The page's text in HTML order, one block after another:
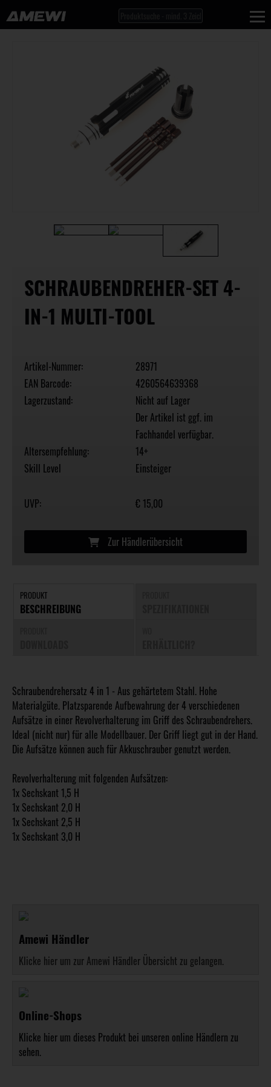
SCHRAUBENDREHER-SET 4-
IN-1 MULTI-TOOL
Artikel-Nummer:
28971
EAN Barcode:
4260564639368
Lagerzustand:
Nicht auf Lager
Der Artikel ist ggf. im
Fachhandel verfügbar.
Altersempfehlung:
14+
Skill Level
Einsteiger
UVP: € 15,00
Zur Händlerübersicht
PRODUKT
BESCHREIBUNG
Schraubendrehersatz 4 in 1 - Aus gehärtetem Stahl. Hohe
Materialgüte. Platzsparende Aufbewahrung der 4 verschiedenen
Aufsätze in einer Revolverhalterung im Griff des Schraubendrehers.
Ideal (nicht nur) für alle Modellbauer. Der Griff liegt gut in der Hand.
Die Aufsätze können auch für Akkuschrauber genutzt werden.
Revolverhalterung mit folgenden Aufsätzen:
1x Sechskant 1,5 H
1x Sechskant 2,0 H
1x Sechskant 2,5 H
1x Sechskant 3,0 H
Amewi Händler
Klicke hier um zur Amewi Händler Übersicht zu gelangen.
Online-Shops
Klicke hier um dieses Produkt bei unseren online Händlern zu
sehen.